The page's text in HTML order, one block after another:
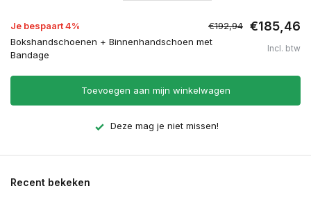
Je bespaart 4% €192,94 €185,46
Bokshandschoenen + Binnenhandschoen met
Bandage
Incl. btw
Toevoegen aan mijn winkelwagen
Deze mag je niet missen!
Recent bekeken